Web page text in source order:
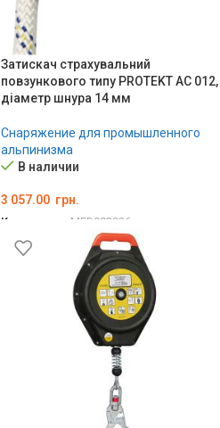
Затискач страхувальний
повзункового типу PROTEKT AC 012,
діаметр шнура 14 мм
Снаряжение для промышленного
альпинизма
В наличии
3 057.00 грн.
Код товара: MED002926
В КОРЗИНУ